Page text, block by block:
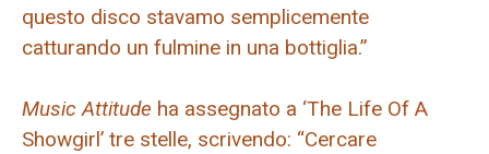
questo disco stavamo semplicemente
catturando un fulmine in una bottiglia.”
Music Attitude ha assegnato a ‘The Life Of A
Showgirl’ tre stelle, scrivendo: “Cercare